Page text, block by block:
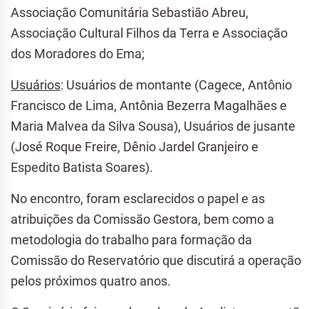
Associação Comunitária Sebastião Abreu,
Associação Cultural Filhos da Terra e Associação
dos Moradores do Ema;
Usuários: Usuários de montante (Cagece, Antônio
Francisco de Lima, Antônia Bezerra Magalhães e
Maria Malvea da Silva Sousa), Usuários de jusante
(José Roque Freire, Dênio Jardel Granjeiro e
Espedito Batista Soares).
No encontro, foram esclarecidos o papel e as
atribuições da Comissão Gestora, bem como a
metodologia do trabalho para formação da
Comissão do Reservatório que discutirá a operação
pelos próximos quatro anos.